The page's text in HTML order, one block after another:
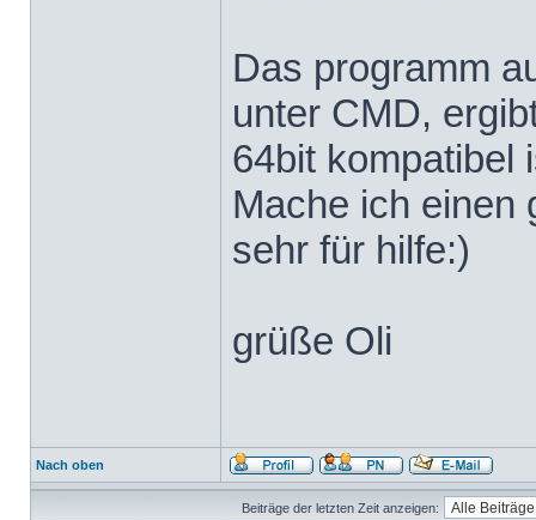
Das programm
unter CMD,
64bit kompatibel
Mache ich einen
sehr für hilfe:)
grüße Oli
Nach oben
Beiträge der letzten Zeit anzeigen: